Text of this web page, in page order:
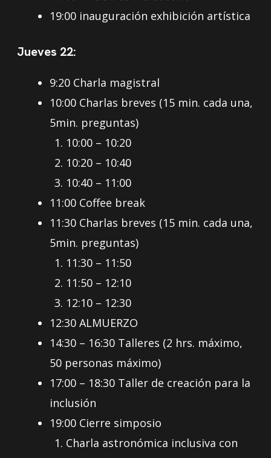
19:00 inauguración exhibición artística
Jueves 22:
9:20 Charla magistral
10:00 Charlas breves (15 min. cada una,
5min. preguntas)
10:00 – 10:20
10:20 – 10:40
10:40 – 11:00
11:00 Coffee break
11:30 Charlas breves (15 min. cada una,
5min. preguntas)
11:30 – 11:50
11:50 – 12:10
12:10 – 12:30
12:30 ALMUERZO
14:30 – 16:30 Talleres (2 hrs. máximo,
50 personas máximo)
17:00 – 18:30 Taller de creación para la
inclusión
19:00 Cierre simposio
Charla astronómica inclusiva con